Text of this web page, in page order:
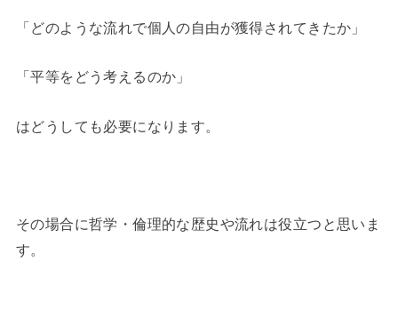
「どのような流れで個人の自由が獲得されてきたか」
「平等をどう考えるのか」
はどうしても必要になります。
その場合に哲学・倫理的な歴史や流れは役立つと思いま
す。